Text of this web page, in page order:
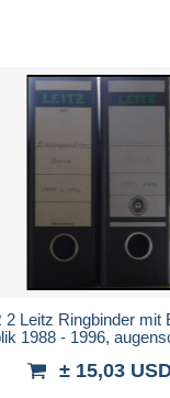
Leitz Ringbinder mit
1988 - 1996,
± 15,03